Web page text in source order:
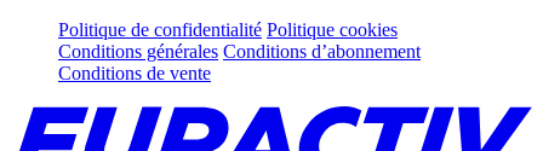
Politique de confidentialité Politique cookies
Conditions générales Conditions d’abonnement
Conditions de vente